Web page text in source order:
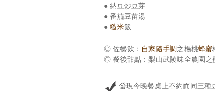
● 納豆炒豆芽
● 番茄豆苗湯
● 糙米飯
◎ 佐餐飲： 自家隨手調之楊桃蜂蜜
◎ 餐後甜點：梨山武陵味全農園之
發現今晚餐桌上不約而同三